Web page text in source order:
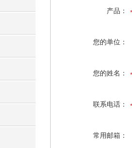
产品：
您的单位：
您的姓名：
联系电话：
常用邮箱：